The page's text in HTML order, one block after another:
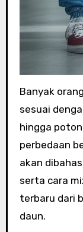
Banyak
sesuai
hingga
perbedaan
akan
serta cara
terbaru dari
daun.